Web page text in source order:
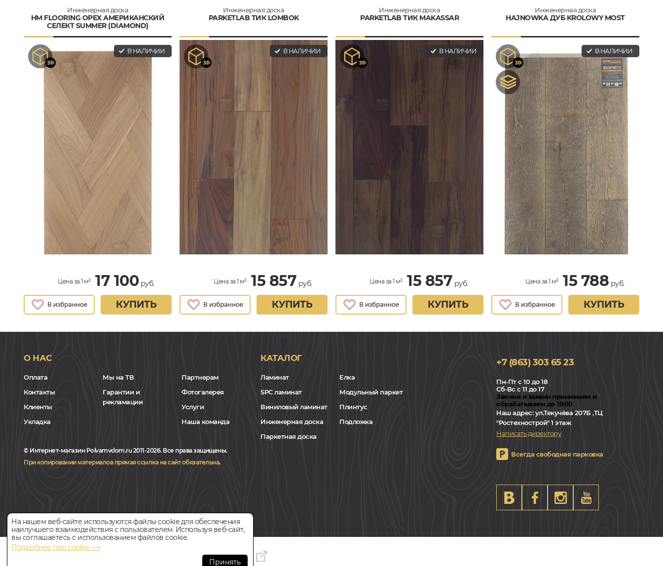
Инженерная доска
HM FLOORING ОРЕХ АМЕРИКАНСКИЙ
СЕЛЕКТ SUMMER (DIAMOND)
В НАЛИЧИИ
Цена за 1 м² 17 100руб.
КУПИТЬ
Инженерная доска
PARKETLAB ТИК LOMBOK
В НАЛИЧИИ
Цена за 1 м² 15 857 руб.
КУПИТЬ
Инженерная доска
PARKETLAB ТИК MAKASSAR
В НАЛИЧИИ
Цена за 1 м² 15 857 руб.
КУПИТЬ
Инженерная доска
HAJNOWKA ДУБ KROLOWY MOST
В НАЛИЧИИ
Цена за 1 м² 15 788 руб.
КУПИТЬ
О НАС
Оплата
Контакты
Клиенты
Укладка
Мы на ТВ
Гарантии и
рекламации
Партнерам
Фотогалерея
Услуги
Наша команда
КАТАЛОГ
Ламинат
SPC ламинат
Виниловый ламинат
Инженерная доска
Паркетная доска
Елка
Модульный паркет
Плинтус
Подложка
+7 (863) 303 65 23
Пн-Пт с 10 до 18
Сб-Вс с 11 до 17
Звонки и заявки принимаем и
обрабатываем до 19:00
Наш адрес:ул.Текучёва 207Б ,ТЦ
"Ростехнострой" 1 этаж
Написать директору
Всегда свободная парковка
© Интернет-магазин Polvamvdom.ru 2011-2026. Все права защищены.
При копировании материалов прямая ссылка на сайт обязательна.
На нашем веб-сайте используются файлы cookie для обеспечения
наилучшего взаимодействия с пользователем. Используя веб-сайт,
вы соглашаетесь с использованием файлов cookie.
Подробнее про cookie ⟶
Принять